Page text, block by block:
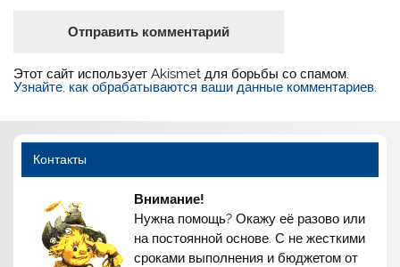
Этот сайт использует Akismet для борьбы со спамом.
Узнайте, как обрабатываются ваши данные комментариев
Контакты
Внимание!
Нужна помощь? Окажу её разово или
на постоянной основе. С не жесткими
сроками выполнения и бюджетом от